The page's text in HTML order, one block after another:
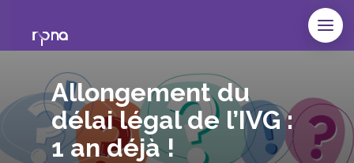
Allongement du
délai légal de l’IVG :
1 an déjà !